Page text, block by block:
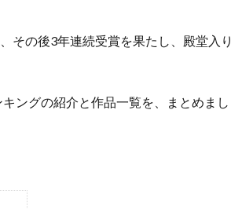
その後3年連続受賞を果たし、殿堂入り
ングの紹介と作品一覧を、まとめまし